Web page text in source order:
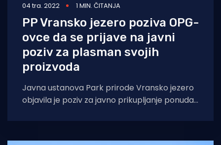
04 tra. 2022 1 MIN. ČITANJA
PP Vransko jezero poziva OPG-
ovce da se prijave na javni
poziv za plasman svojih
proizvoda
Javna ustanova Park prirode Vransko jezero
objavila je poziv za javno prikupljanje ponuda
ovima na